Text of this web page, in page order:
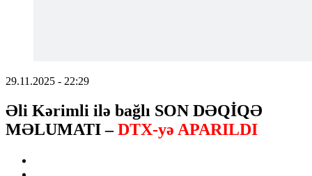
29.11.2025 - 22:29
Əli Kərimli ilə bağlı SON DƏQİQƏ
MƏLUMATI –DTX-yə APARILDI